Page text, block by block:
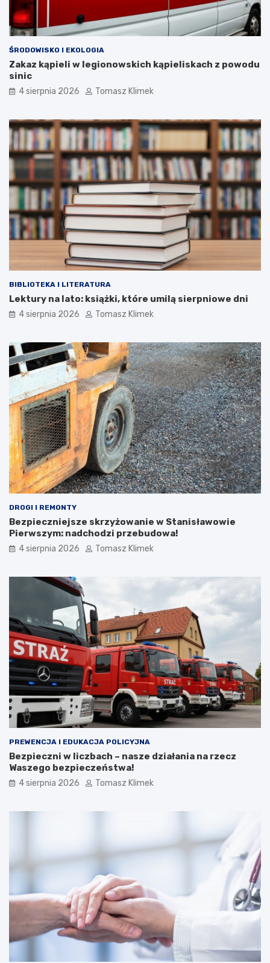
ŚRODOWISKO I EKOLOGIA
Zakaz kąpieli w legionowskich kąpieliskach z powodu
sinic
4 sierpnia 2026 Tomasz Klimek
BIBLIOTEKA I LITERATURA
Lektury na lato: książki, które umilą sierpniowe dni
4 sierpnia 2026 Tomasz Klimek
DROGI I REMONTY
Bezpieczniejsze skrzyżowanie w Stanisławowie
Pierwszym: nadchodzi przebudowa!
4 sierpnia 2026 Tomasz Klimek
PREWENCJA I EDUKACJA POLICYJNA
Bezpieczni w liczbach – nasze działania na rzecz
Waszego bezpieczeństwa!
4 sierpnia 2026 Tomasz Klimek